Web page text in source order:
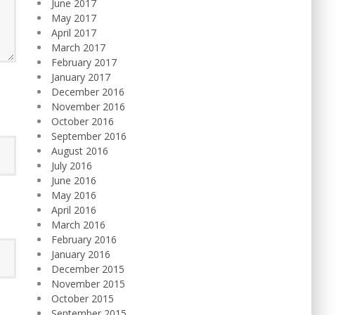
June 2017
May 2017
April 2017
March 2017
February 2017
January 2017
December 2016
November 2016
October 2016
September 2016
August 2016
July 2016
June 2016
May 2016
April 2016
March 2016
February 2016
January 2016
December 2015
November 2015
October 2015